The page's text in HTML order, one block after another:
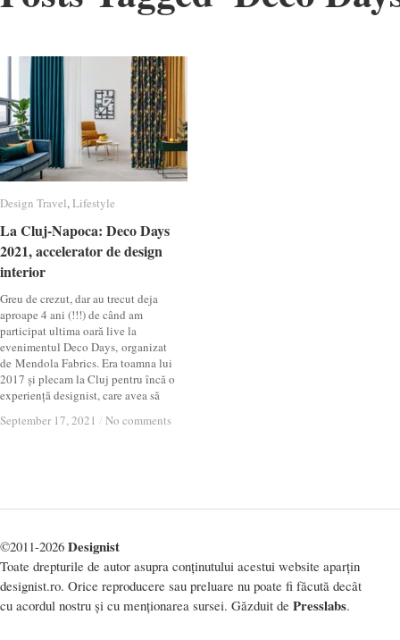
Design Travel,Lifestyle
La Cluj-Napoca: Deco Days
2021, accelerator de design
interior
Greu de crezut, dar au trecut deja
aproape 4 ani (!!!) de când am
participat ultima oară live la
evenimentul Deco Days, organizat
de Mendola Fabrics. Era toamna lui
2017 și plecam la Cluj pentru încă o
experiență designist, care avea să
September 17, 2021 / No comments
Design Travel Lifestyle
La Cluj-Napoca: Deco Days
2021, accelerator de design
interior
September 17, 2021 / No comments
©2011-2026 Designist
Toate drepturile de autor asupra conținutului acestui website aparțin
designist.ro. Orice reproducere sau preluare nu poate fi făcută decât
cu acordul nostru și cu menționarea sursei. Găzduit de Presslabs.